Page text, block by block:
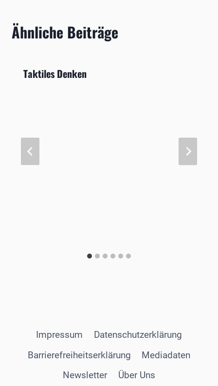
Ähnliche Beiträge
Taktiles Denken
Impressum
Datenschutzerklärung
Barrierefreiheitserklärung
Mediadaten
Newsletter
Über Uns